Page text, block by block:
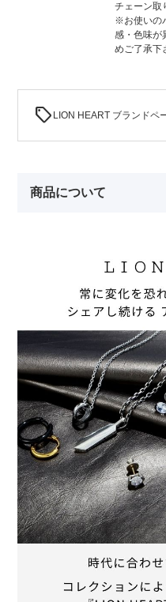
チェーン取
※お使いの
感・色味が
めご了承下
sell LION HEART ブランドペ
商品について